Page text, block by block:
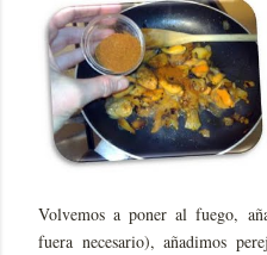
Volvemos a poner al fuego,
fuera necesario), añadimos